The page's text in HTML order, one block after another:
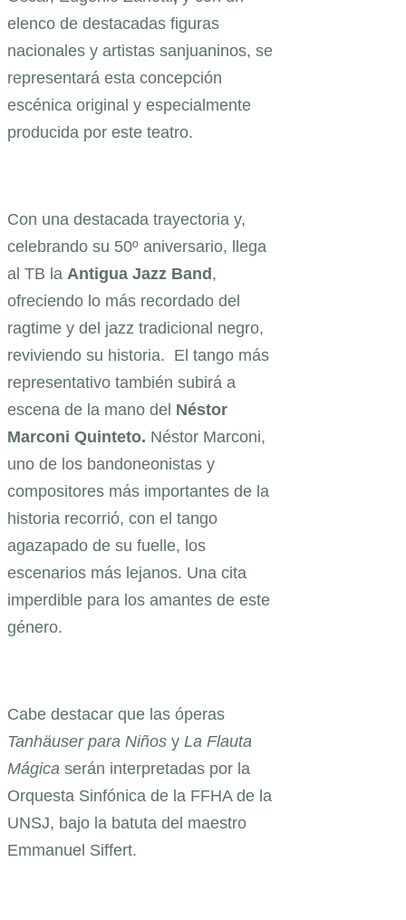
elenco de destacadas figuras
nacionales y artistas sanjuaninos, se
representará esta concepción
escénica original y especialmente
producida por este teatro.
Con una destacada trayectoria y,
celebrando su 50º aniversario, llega
al TB la Antigua Jazz Band,
ofreciendo lo más recordado del
ragtime y del jazz tradicional negro,
reviviendo su historia. El tango más
representativo también subirá a
escena de la mano del Néstor
Marconi Quinteto. Néstor Marconi,
uno de los bandoneonistas y
compositores más importantes de la
historia recorrió, con el tango
agazapado de su fuelle, los
escenarios más lejanos. Una cita
imperdible para los amantes de este
género.
Cabe destacar que las óperas
Tanhäuser para Niños y La Flauta
Mágica serán interpretadas por la
Orquesta Sinfónica de la FFHA de la
UNSJ, bajo la batuta del maestro
Emmanuel Siffert.